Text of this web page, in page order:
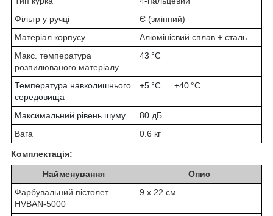
Фільтр у ручці
Є (змінний)
Матеріал корпусу
Алюмінієвий сплав + сталь
Макс. температура
розпилюваного матеріалу
43 °C
Температура навколишнього
середовища
+5 °C … +40 °C
Максимальний рівень шуму
80 дБ
Вага
0.6 кг
Комплектація:
Найменування
Опис
Фарбувальний пістолет
HVBAN-5000
9 х 22 см